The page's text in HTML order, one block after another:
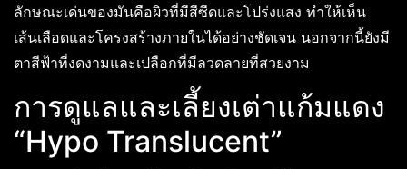
ลักษณะเด่นของมันคือผิวที่มีสีซีดและโปร่งแสง ทำให้เห็น
เส้นเลือดและโครงสร้างภายในได้อย่างชัดเจน นอกจากนี้ยังมี
ตาสีฟ้าที่งดงามและเปลือกที่มีลวดลายที่สวยงาม
การดูแลและเลี้ยงเต่าแก้มแดง
“Hypo Translucent”